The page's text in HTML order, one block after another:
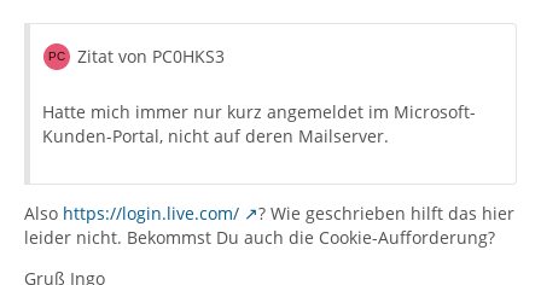
Zitat von PC0HKS3
Hatte mich immer nur kurz angemeldet im Microsoft-
Kunden-Portal, nicht auf deren Mailserver.
Also https://login.live.com/
? Wie geschrieben hilft das hier
leider nicht. Bekommst Du auch die Cookie-Aufforderung?
Gruß Ingo